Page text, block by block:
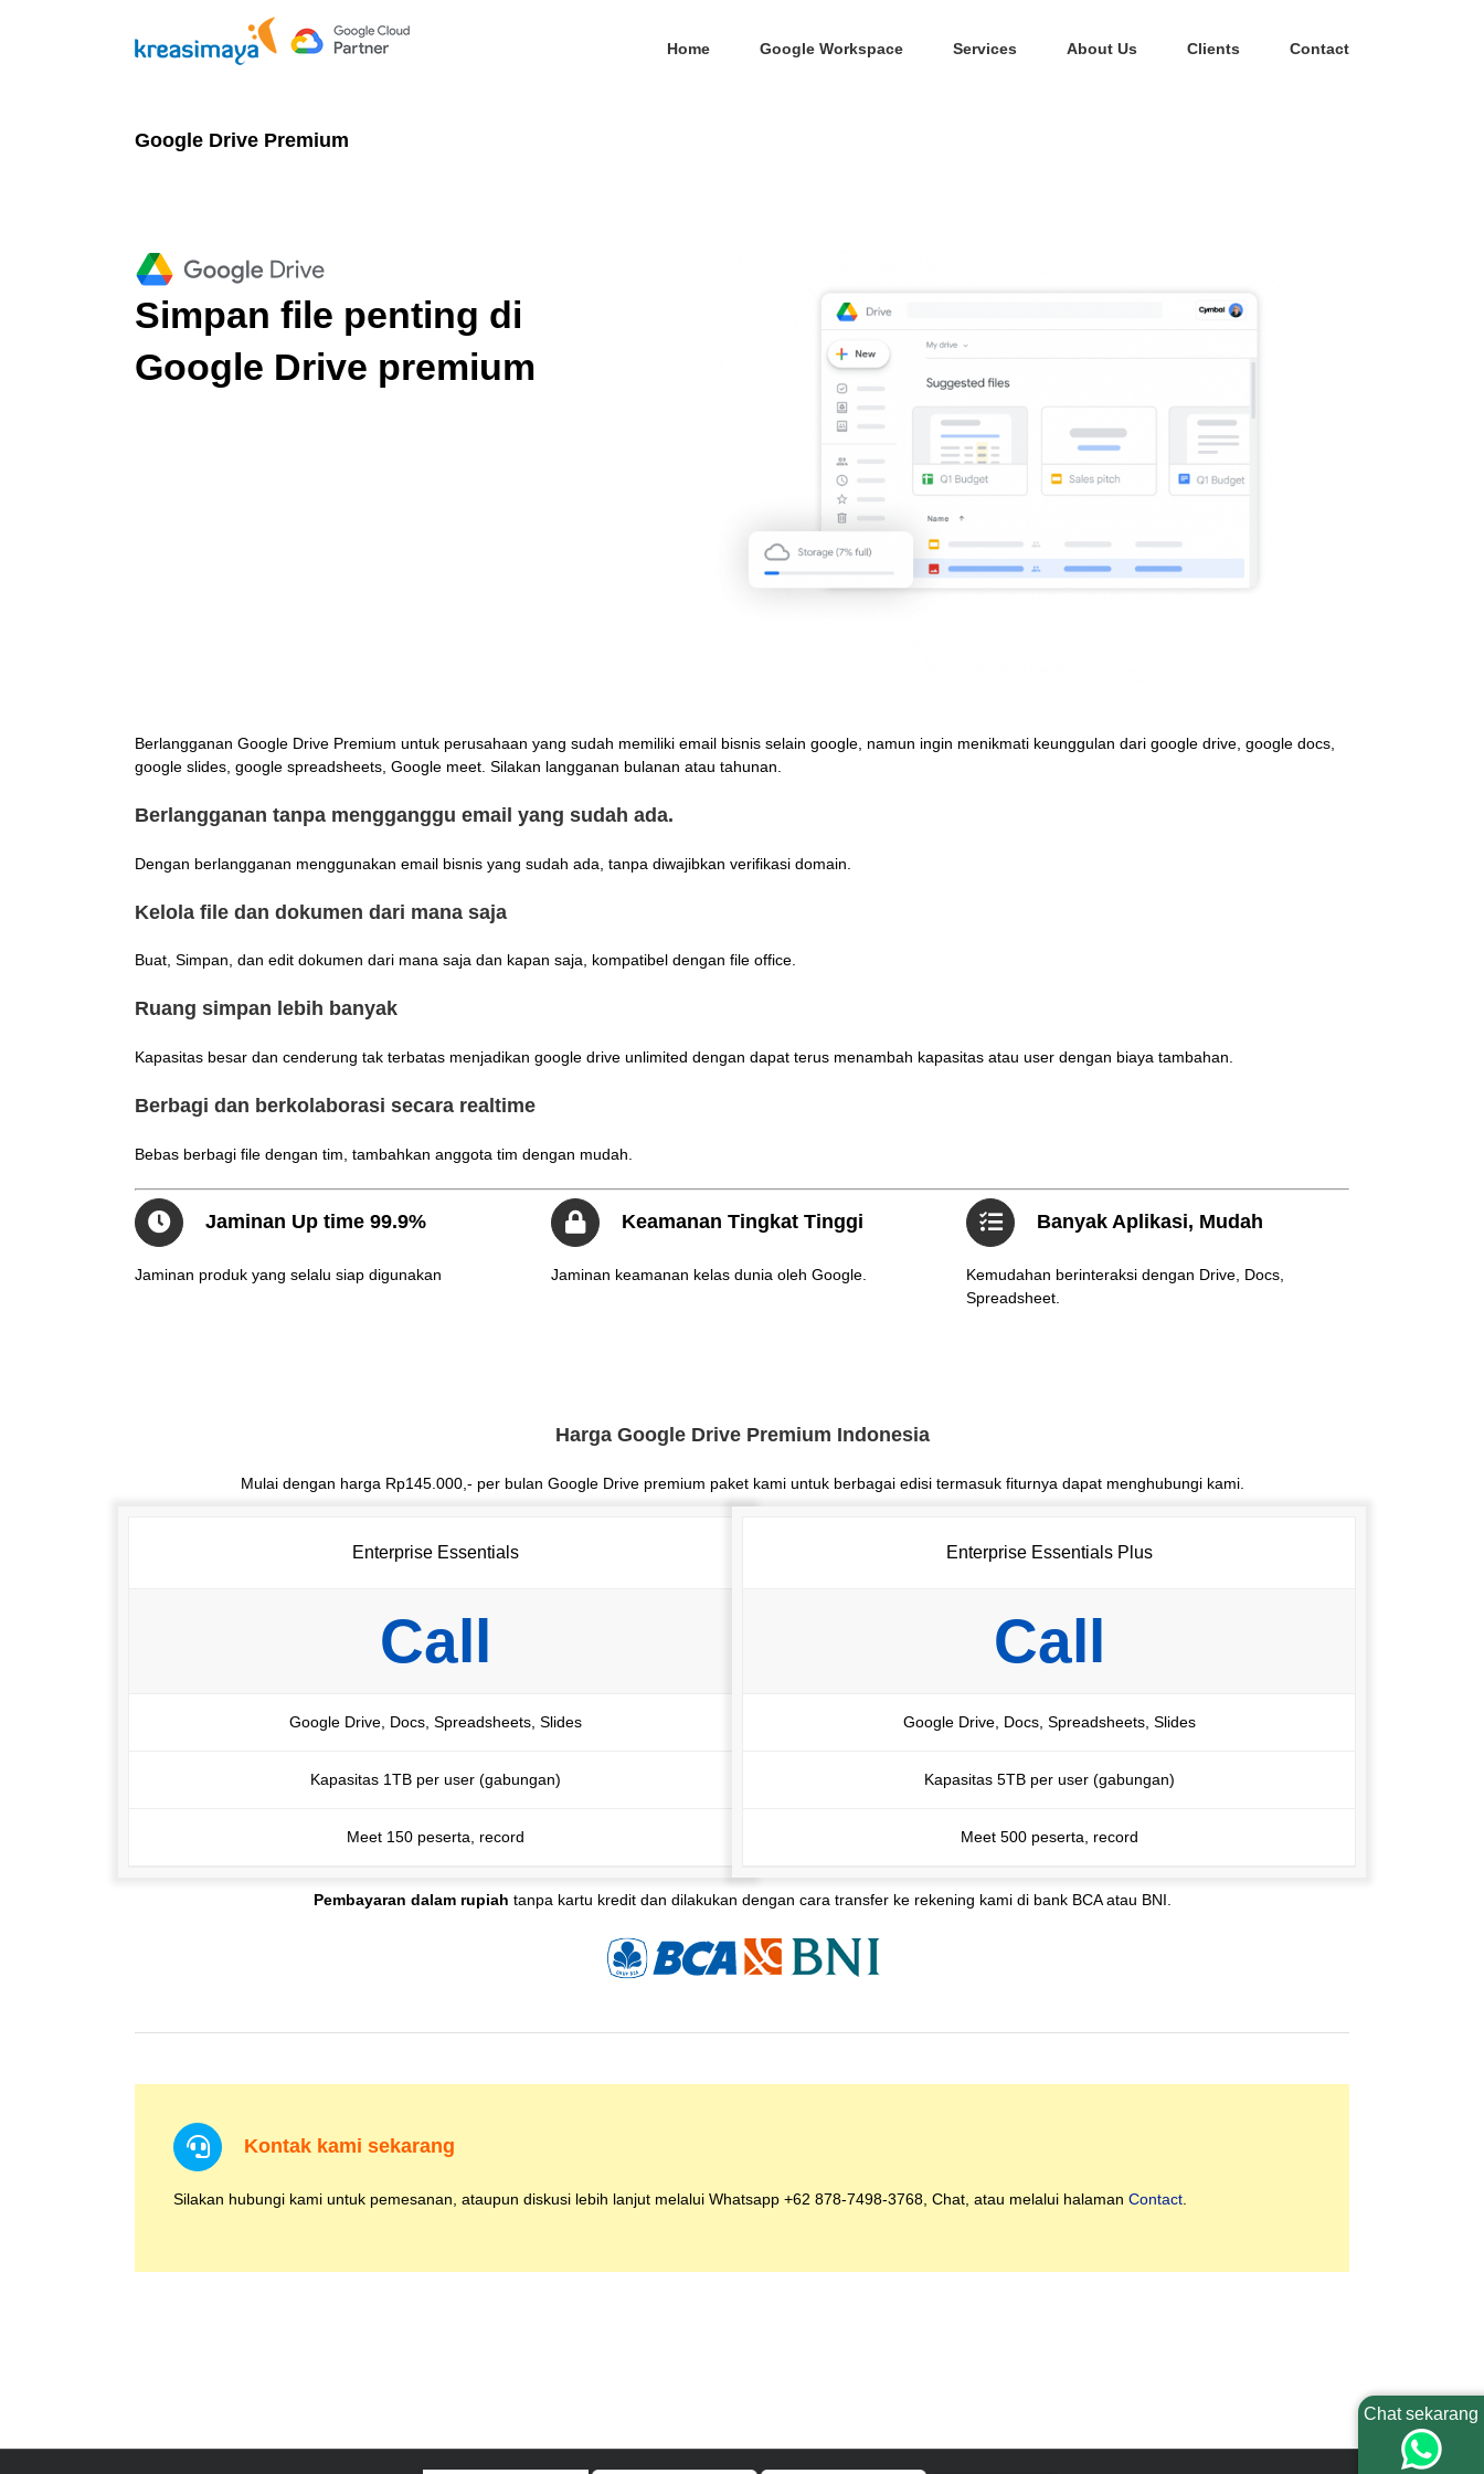
Home Google Workspace Services About Us Clients Contact
Google Drive Premium
Simpan file penting di
Google Drive premium
Berlangganan Google Drive Premium untuk perusahaan yang sudah memiliki email bisnis selain google, namun ingin menikmati keunggulan dari google drive, google docs,
google slides, google spreadsheets, Google meet. Silakan langganan bulanan atau tahunan.
Berlangganan tanpa mengganggu email yang sudah ada.
Dengan berlangganan menggunakan email bisnis yang sudah ada, tanpa diwajibkan verifikasi domain.
Kelola file dan dokumen dari mana saja
Buat, Simpan, dan edit dokumen dari mana saja dan kapan saja, kompatibel dengan file office.
Ruang simpan lebih banyak
Kapasitas besar dan cenderung tak terbatas menjadikan google drive unlimited dengan dapat terus menambah kapasitas atau user dengan biaya tambahan.
Berbagi dan berkolaborasi secara realtime
Bebas berbagi file dengan tim, tambahkan anggota tim dengan mudah.
Jaminan Up time 99.9%
Jaminan produk yang selalu siap digunakan
Keamanan Tingkat Tinggi
Jaminan keamanan kelas dunia oleh Google.
Banyak Aplikasi, Mudah
Kemudahan berinteraksi dengan Drive, Docs,
Spreadsheet.
Harga Google Drive Premium Indonesia
Mulai dengan harga Rp145.000,- per bulan Google Drive premium paket kami untuk berbagai edisi termasuk fiturnya dapat menghubungi kami.
Enterprise Essentials
Call
Google Drive, Docs, Spreadsheets, Slides
Kapasitas 1TB per user (gabungan)
Meet 150 peserta, record
Enterprise Essentials Plus
Call
Google Drive, Docs, Spreadsheets, Slides
Kapasitas 5TB per user (gabungan)
Meet 500 peserta, record
Pembayaran dalam rupiah tanpa kartu kredit dan dilakukan dengan cara transfer ke rekening kami di bank BCA atau BNI.
Kontak kami sekarang
Silakan hubungi kami untuk pemesanan, ataupun diskusi lebih lanjut melalui Whatsapp +62 878-7498-3768 , Chat, atau melalui halaman Contact
Chat sekarang